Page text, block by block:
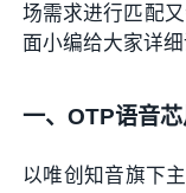
场需求进行匹配
面小编给大家详细
一、OTP语音芯
以唯创知音旗下